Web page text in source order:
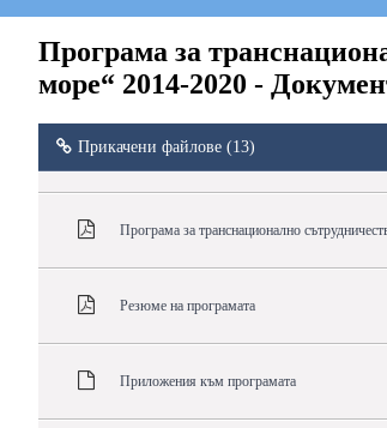
Програма за
море“ 2014-2020 -
Прикачени файлове (13)
Програма за транснационално
Резюме на програмата
Приложения към програмата